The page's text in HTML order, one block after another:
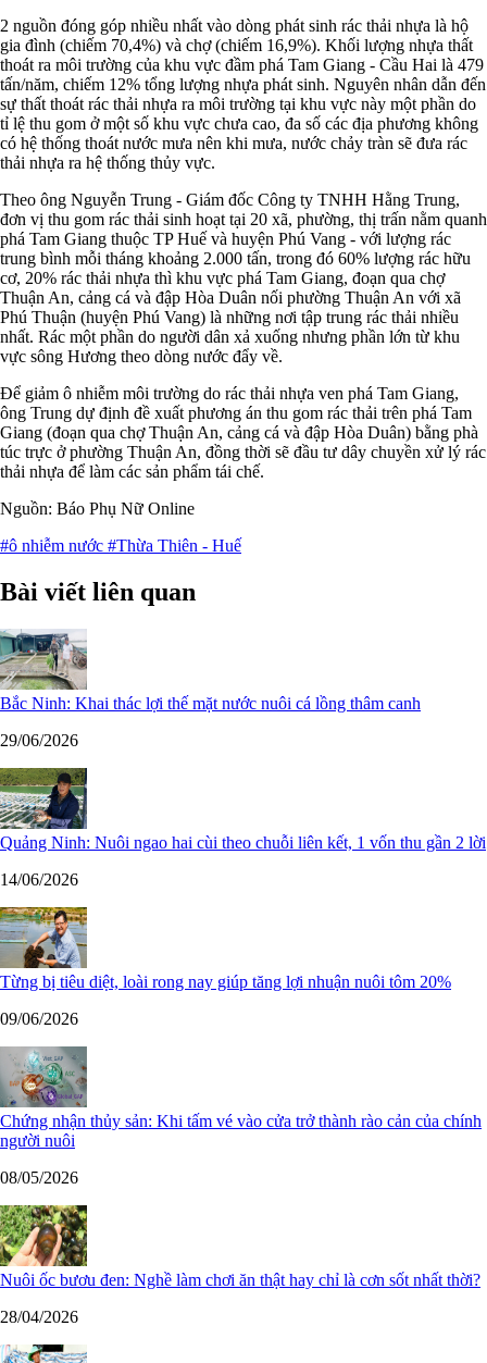
2 nguồn đóng góp nhiều nhất vào dòng phát sinh rác thải nhựa là hộ
gia đình (chiếm 70,4%) và chợ (chiếm 16,9%). Khối lượng nhựa thất
thoát ra môi trường của khu vực đầm phá Tam Giang - Cầu Hai là 479
tấn/năm, chiếm 12% tổng lượng nhựa phát sinh. Nguyên nhân dẫn đến
sự thất thoát rác thải nhựa ra môi trường tại khu vực này một phần do
tỉ lệ thu gom ở một số khu vực chưa cao, đa số các địa phương không
có hệ thống thoát nước mưa nên khi mưa, nước chảy tràn sẽ đưa rác
thải nhựa ra hệ thống thủy vực.
Theo ông Nguyễn Trung - Giám đốc Công ty TNHH Hằng Trung,
đơn vị thu gom rác thải sinh hoạt tại 20 xã, phường, thị trấn nằm quanh
phá Tam Giang thuộc TP Huế và huyện Phú Vang - với lượng rác
trung bình mỗi tháng khoảng 2.000 tấn, trong đó 60% lượng rác hữu
cơ, 20% rác thải nhựa thì khu vực phá Tam Giang, đoạn qua chợ
Thuận An, cảng cá và đập Hòa Duân nối phường Thuận An với xã
Phú Thuận (huyện Phú Vang) là những nơi tập trung rác thải nhiều
nhất. Rác một phần do người dân xả xuống nhưng phần lớn từ khu
vực sông Hương theo dòng nước đẩy về.
Để giảm ô nhiễm môi trường do rác thải nhựa ven phá Tam Giang,
ông Trung dự định đề xuất phương án thu gom rác thải trên phá Tam
Giang (đoạn qua chợ Thuận An, cảng cá và đập Hòa Duân) bằng phà
túc trực ở phường Thuận An, đồng thời sẽ đầu tư dây chuyền xử lý rác
thải nhựa để làm các sản phẩm tái chế.
Nguồn: Báo Phụ Nữ Online
#ô nhiễm nước #Thừa Thiên - Huế
Bài viết liên quan
Bắc Ninh: Khai thác lợi thế mặt nước nuôi cá lồng thâm canh
29/06/2026
Quảng Ninh: Nuôi ngao hai cùi theo chuỗi liên kết, 1 vốn thu gần 2 lời
14/06/2026
Từng bị tiêu diệt, loài rong nay giúp tăng lợi nhuận nuôi tôm 20%
09/06/2026
Chứng nhận thủy sản: Khi tấm vé vào cửa trở thành rào cản của chính
người nuôi
08/05/2026
Nuôi ốc bươu đen: Nghề làm chơi ăn thật hay chỉ là cơn sốt nhất thời?
28/04/2026